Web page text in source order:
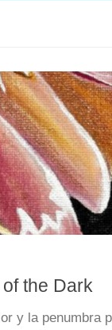
the Dark
y la penumbra